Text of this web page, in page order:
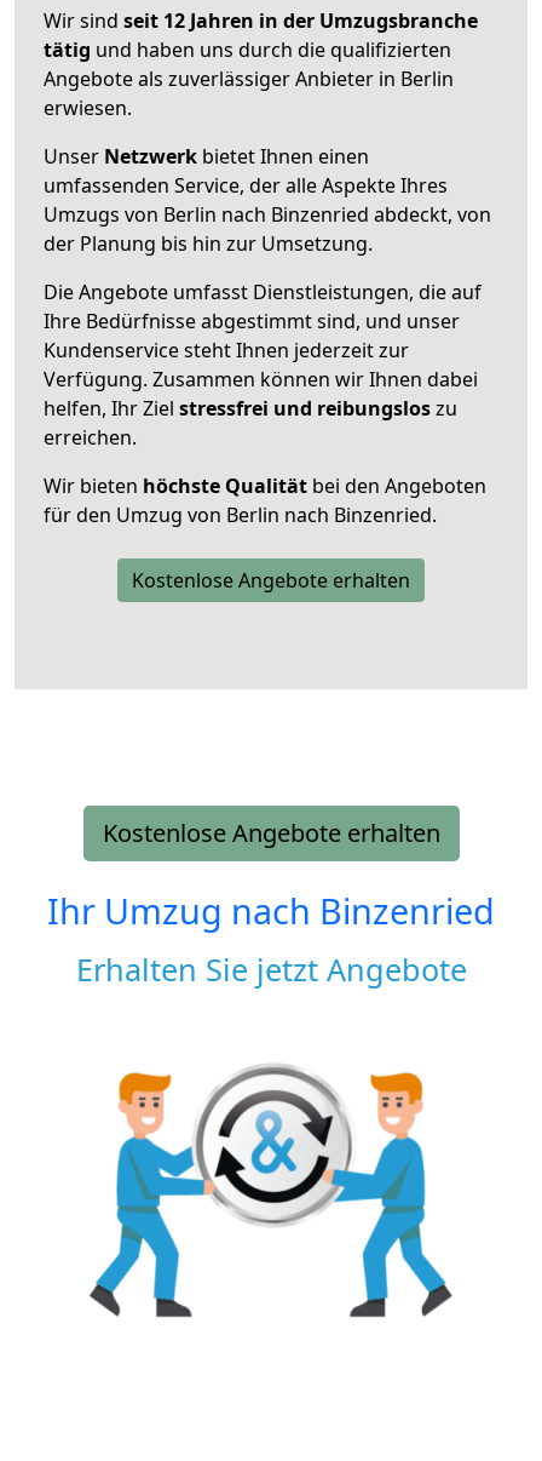
Wir sind seit 12 Jahren in der Umzugsbranche
tätig und haben uns durch die qualifizierten
Angebote als zuverlässiger Anbieter in Berlin
erwiesen.
Unser Netzwerk bietet Ihnen einen
umfassenden Service, der alle Aspekte Ihres
Umzugs von Berlin nach Binzenried abdeckt, von
der Planung bis hin zur Umsetzung.
Die Angebote umfasst Dienstleistungen, die auf
Ihre Bedürfnisse abgestimmt sind, und unser
Kundenservice steht Ihnen jederzeit zur
Verfügung. Zusammen können wir Ihnen dabei
helfen, Ihr Ziel stressfrei und reibungsloszu
erreichen.
Wir bieten höchste Qualität bei den Angeboten
für den Umzug von Berlin nach Binzenried.
Kostenlose Angebote erhalten
Kostenlose Angebote erhalten
Ihr Umzug nach Binzenried
Erhalten Sie jetzt Angebote